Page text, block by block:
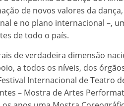
de novos valores da
e no plano internacional –,
de todo o país.
de verdadeira dimensão
a todos os níveis, dos
Internacional de Teatro
– Mostra de Artes